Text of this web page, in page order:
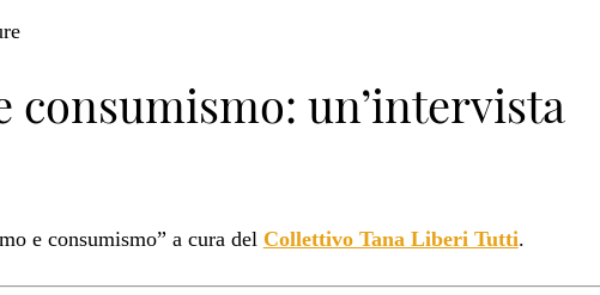
consumismo: un’intervista
e consumismo” a cura del Collettivo Tana Liberi Tutti.